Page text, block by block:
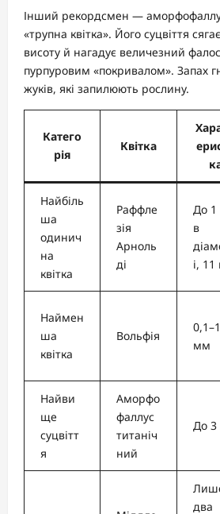
Інший рекордсмен —
«трупна квітка». Його суцвіття
висоту й нагадує величезний
пурпуровим «покривалом». Запах
жуків, які запилюють рослину.
Катего
рія
Квітка
Найбіль
ша
одинич
на
квітка
Раффле
зія
Арноль
ді
До 1
в
і, 11
Наймен
ша
квітка
Вольфія
0,1–1
мм
Найви
ще
суцвітт
я
Аморфо
фаллус
титаніч
ний
До 3
два